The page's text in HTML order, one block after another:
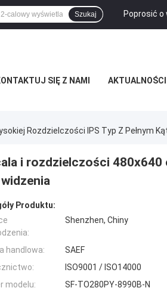
Poprosić o
Szukaj
SIĘ Z NAMI AKTUALNOŚCI
Rozdzielczości IPS Typ Z Pełnym
i rozdzielczości 480x640
Produktu:
Shenzhen, Chiny
handlowa:
SAEF
ISO9001 / ISO14000
modelu:
SF-TO280PY-8990B-N